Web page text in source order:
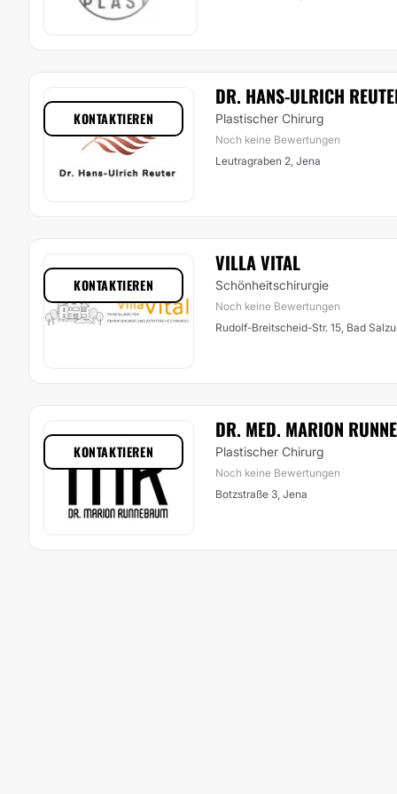
DR. HANS-ULRICH
Plastischer Chirurg
Noch keine Bewertungen
Leutragraben 2, Jena
KONTAKTIEREN
VILLA VITAL
Schönheitschirurgie
Noch keine Bewertungen
Rudolf-Breitscheid-Str. 15, Bad
KONTAKTIEREN
DR. MED. MARION
Plastischer Chirurg
Noch keine Bewertungen
Botzstraße 3, Jena
KONTAKTIEREN